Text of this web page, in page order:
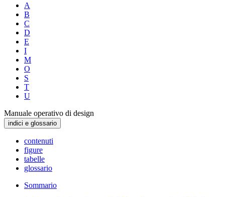
A
B
C
D
E
I
M
O
S
T
U
Manuale operativo di design
indici e glossario
contenuti
figure
tabelle
glossario
Sommario